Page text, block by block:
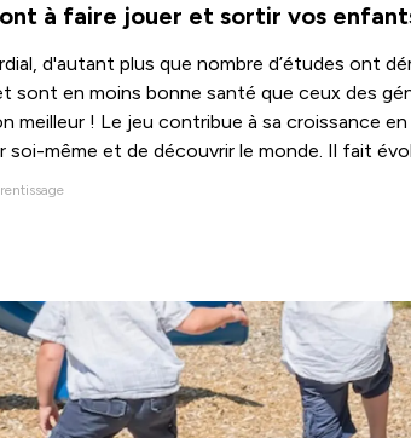
à faire jouer et sortir vos
d'autant plus que nombre d’études ont
sont en moins bonne santé que ceux des
meilleur ! Le jeu contribue à sa croissance
soi-même et de découvrir le monde. Il fait
fait évoluer son propre jeu.